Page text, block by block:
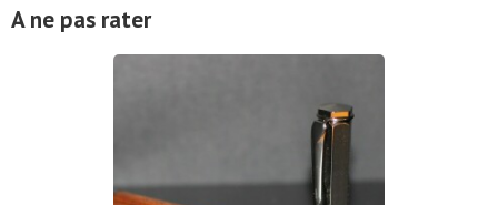
A ne pas rater